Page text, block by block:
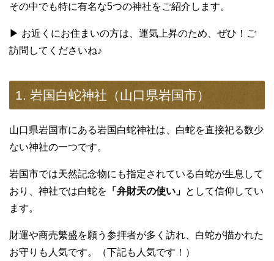
その中でも特に有名な5つの神社をご紹介します。
▶ お近くにお住まいの方は、運気上昇のため、ぜひ！ご
訪問してくださいね♪
1. 岩国白蛇神社（山口県岩国市）
山口県岩国市にある岩国白蛇神社は、白蛇を直接祀る数少
ない神社の一つです。
岩国市では天然記念物にも指定されている白蛇が生息して
おり、神社では白蛇を 「弁財天の使い」 として信仰してい
ます。
財運や商売繁盛を願う参拝者が多く訪れ、白蛇が描かれた
お守りも人気です。（下記も人気です！）